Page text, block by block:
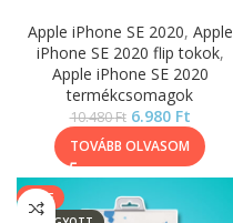
Apple iPhone SE 2020, Apple
iPhone SE 2020 flip tokok,
Apple iPhone SE 2020
termékcsomagok
10.480Ft 6.980 Ft
TOVÁBB OLVASOM
SALE